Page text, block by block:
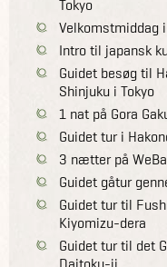
Tokyo
Velkomstmiddag
Intro til japansk
Guidet besøg til
Shinjuku i Tokyo
1 nat på Gora
Guidet tur i
3 nætter på
Guidet gåtur
Guidet tur til
Kiyomizu-dera
Guidet tur til det